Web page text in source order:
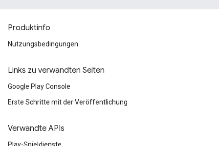
Produktinfo
Nutzungsbedingungen
Links zu verwandten Seiten
Google Play Console
Erste Schritte mit der Veröffentlichung
Verwandte APIs